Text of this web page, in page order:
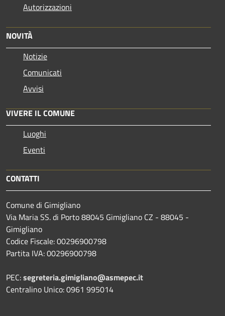
Autorizzazioni
NOVITÀ
Notizie
Comunicati
Avvisi
VIVERE IL COMUNE
Luoghi
Eventi
CONTATTI
Comune di Gimigliano
Via Maria SS. di Porto 88045 Gimigliano CZ - 88045 -
Gimigliano
Codice Fiscale: 00296900798
Partita IVA: 00296900798
PEC:segreteria.gimigliano@asmepec.it
Centralino Unico: 0961 995014